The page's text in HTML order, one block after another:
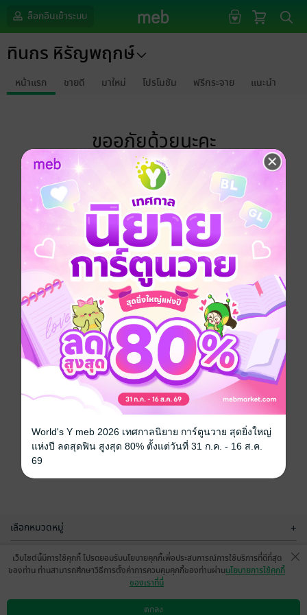
ล็อกอินเข้าระบบ
ทินกร หิรัญพฤกษ์
หน้าแรก ขายดี มาใหม่ โปรโมชัน ฟรีกระจาย แนะนำ
ขออภัยด้วยนะคะ
ไม่พบข้อมูลในหัวข้อที่คุณกำลังชมค่ะ
เลือกหมวดหมู่ +
บริการช่วยเหลือ +
เว็บไซต์นี้มีการใช้คุกกี้ โปรดยอมรับนโยบายคุกกี้เพื่อประสบการณ์การใช้บริการที่ดีที่สุด
ของท่าน ท่านสามารถศึกษาวิธีการตั้งค่าการควบคุมคุกกี้ของท่านผ่านนโยบายการใช้คุกกี้
ของเราที่นี่
ตกลง
World's Y meb 2026 เทศกาลนิยาย การ์ตูนวาย สุดยิ่งใหญ่
แห่งปี ลดสุดฟิน สูงสุด 80% ตั้งแต่วันที่ 31 ก.ค. - 16 ส.ค.
69